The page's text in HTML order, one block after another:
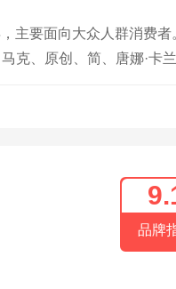
主要面向大众人群消费者
克、原创、简、唐娜·卡兰
品牌